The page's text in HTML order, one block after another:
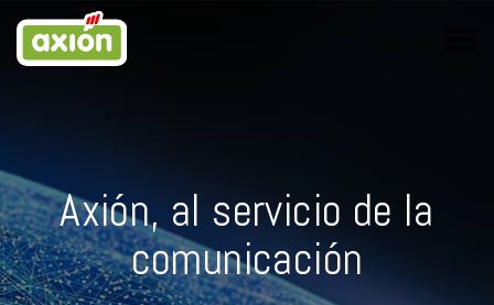
Axión, al servicio de la
comunicación